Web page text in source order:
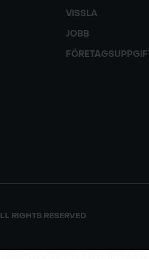
VISSLA
JOBB
RIGHTS RESERVED